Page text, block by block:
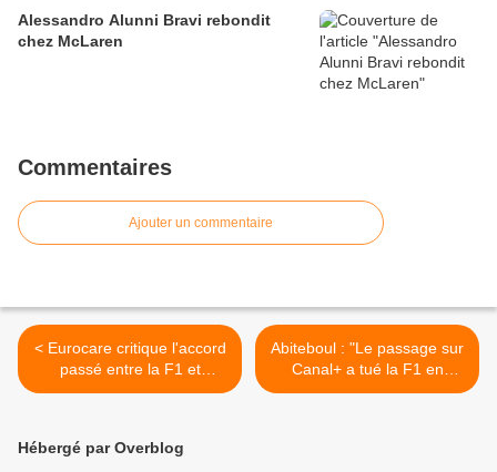
Alessandro Alunni Bravi rebondit
chez McLaren
Commentaires
Ajouter un commentaire
< Eurocare critique l'accord
passé entre la F1 et
Heineken
Abiteboul : "Le passage sur
Canal+ a tué la F1 en
France" >
Hébergé par Overblog